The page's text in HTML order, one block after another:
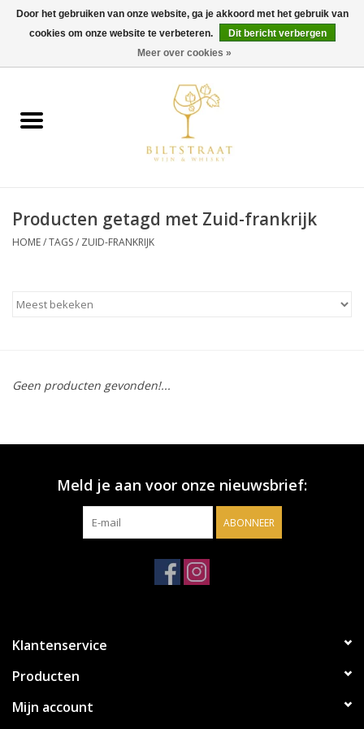
0 Artikelen - €0,00
Wijn
Gin & Tonic
Gedestilleerd
Accessoires
Relatiegeschenken
Producten getagd met Zuid-frankrijk
HOME/TAGS/ ZUID-FRANKRIJK
Geen producten gevonden!...
Meld je aan voor onze nieuwsbrief:
ABONNEER
Klantenservice
Producten
Mijn account
Door het gebruiken van onze website, ga je akkoord met het gebruik van
cookies om onze website te verbeteren.
Dit bericht verbergen
Meer over cookies »